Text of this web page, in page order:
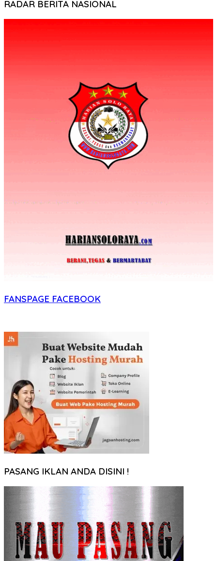
RADAR BERITA NASIONAL
FANSPAGE FACEBOOK
PASANG IKLAN ANDA DISINI !